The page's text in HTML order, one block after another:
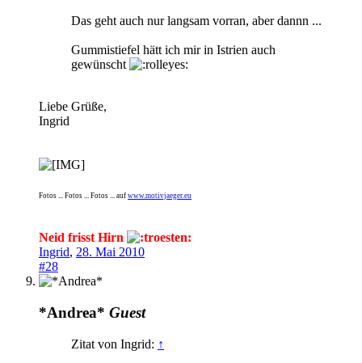
Das geht auch nur langsam vorran, aber dannn ...
Gummistiefel hätt ich mir in Istrien auch
gewünscht
Liebe Grüße,
Ingrid
Fotos ... Fotos ... Fotos ... auf www.motivjaeger.eu
Neid frisst Hirn
Ingrid, 28. Mai 2010
#28
*Andrea* Guest
Zitat von Ingrid: ↑